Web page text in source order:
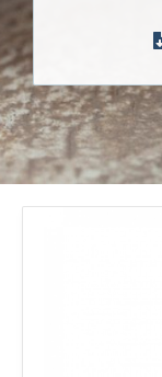
electrónico
Nación
Consent
(Obligatorio)
Sí, he leído y
American Pan.